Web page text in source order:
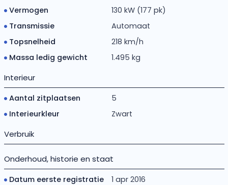
Vermogen
130 kW (177 pk)
Transmissie
Automaat
Topsnelheid
218 km/h
Massa ledig gewicht
1.495 kg
Interieur
Aantal zitplaatsen
5
Interieurkleur
Zwart
Verbruik
Onderhoud, historie en staat
Datum eerste registratie
1 apr 2016